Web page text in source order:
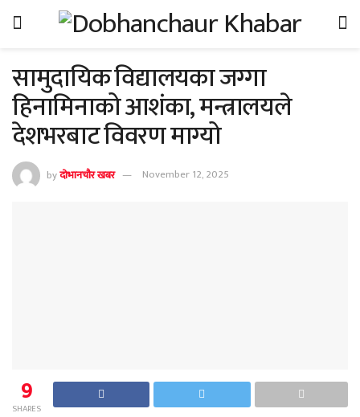
सामुदायिक विद्यालयका जग्गा
हिनामिनाको आशंका, मन्त्रालयले
देशभरबाट विवरण माग्यो
byदोभानचौर खबर November 12, 2025
9
SHARES